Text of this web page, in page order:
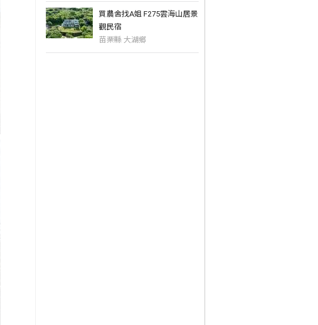
買農舍找A姐 F275雲海山居景
觀民宿
苗栗縣 大湖鄉